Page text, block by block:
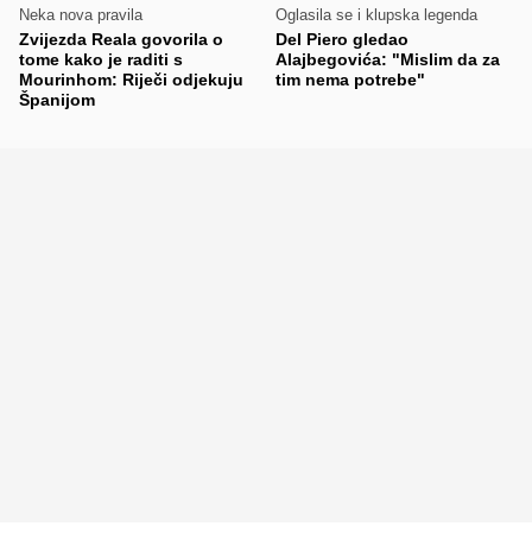
Neka nova pravila
Zvijezda Reala govorila o
tome kako je raditi s
Mourinhom: Riječi odjekuju
Španijom
Oglasila se i klupska legenda
Del Piero gledao
Alajbegovića: "Mislim da za
tim nema potrebe"